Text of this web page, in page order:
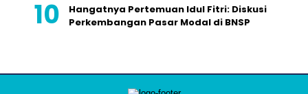
Hangatnya Pertemuan Idul Fitri: Diskusi
Perkembangan Pasar Modal di BNSP